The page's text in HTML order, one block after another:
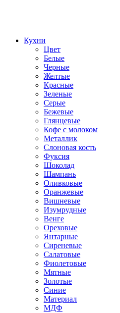
Кухни
Цвет
Белые
Черные
Желтые
Красные
Зеленые
Серые
Бежевые
Глянцевые
Кофе с молоком
Металлик
Слоновая кость
Фуксия
Шоколад
Шампань
Оливковые
Оранжевые
Вишневые
Изумрудные
Венге
Ореховые
Янтарные
Сиреневые
Салатовые
Фиолетовые
Мятные
Золотые
Синие
Материал
МДФ